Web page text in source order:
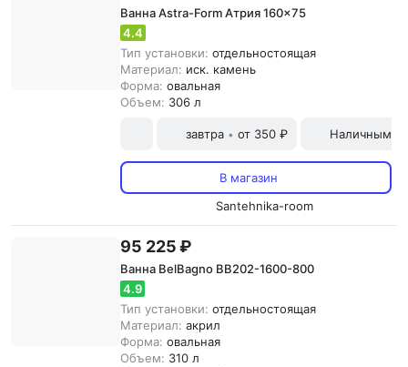
Ванна Astra-Form Атрия 160x75
4.4
Тип установки: отдельностоящая
Материал: иск. камень
Форма: овальная
Объем: 306 л
завтра • от 350 ₽ Наличными
В магазин
Santehnika-room
95 225 ₽
Ванна BelBagno BB202-1600-800
4.9
Тип установки: отдельностоящая
Материал: акрил
Форма: овальная
Объем: 310 л